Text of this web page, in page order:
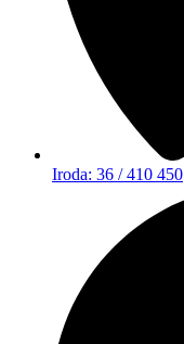
Iroda: 36 / 410 450